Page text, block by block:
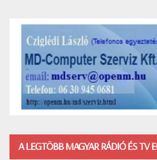
A LEGTÖBB MAGYAR RÁDIÓ ÉS TV